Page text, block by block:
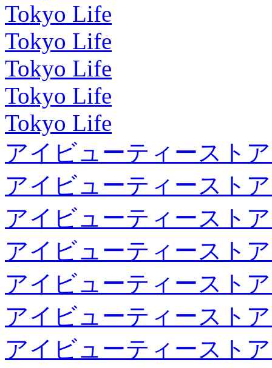
Tokyo Life
Tokyo Life
Tokyo Life
Tokyo Life
Tokyo Life
アイビューティースト
アイビューティースト
アイビューティースト
アイビューティースト
アイビューティースト
アイビューティースト
アイビューティースト